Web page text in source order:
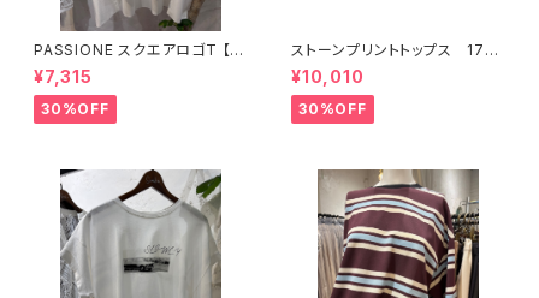
PASSIONE スクエアロゴT 【6
26938】
¥7,315
30%OFF
ストーンプリントトップス 176
34
¥10,010
30%OFF